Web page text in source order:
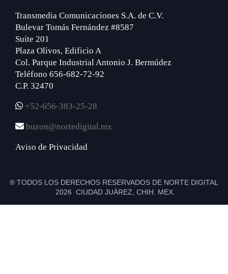
Transmedia Comunicaciones S.A. de C.V.
Bulevar Tomás Fernández #8587
Suite 201
Plaza Olivos, Edificio A
Col. Parque Industrial Antonio J. Bermúdez
Teléfono 656-682-72-92
C.P. 32470
+52-656-383-25-28
buzon@nortedigital.mx
Aviso de Privacidad
® TODOS LOS DERECHOS RESERVADOS DE NORTE DIGITAL
2026 CIUDAD JUÁREZ, CHIH. MEX.